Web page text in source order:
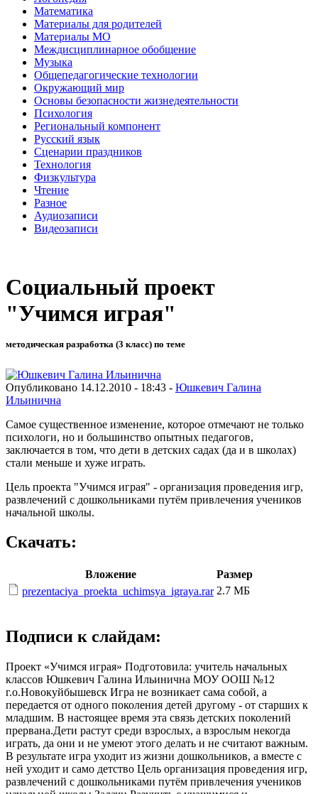
Математика
Материалы для родителей
Материалы МО
Междисциплинарное обобщение
Музыка
Общепедагогические технологии
Окружающий мир
Основы безопасности жизнедеятельности
Психология
Региональный компонент
Русский язык
Сценарии праздников
Технология
Физкультура
Чтение
Разное
Аудиозаписи
Видеозаписи
Социальный проект
"Учимся играя"
методическая разработка (3 класс) по теме
Опубликовано 14.12.2010 - 18:43 - Юшкевич Галина
Ильинична
Самое существенное изменение, которое отмечают не только
психологи, но и большинство опытных педагогов,
заключается в том, что дети в детских садах (да и в школах)
стали меньше и хуже играть.
Цель проекта "Учимся играя" - организация проведения игр,
развлечений с дошкольниками путём привлечения учеников
начальной школы.
Скачать:
Вложение
Размер
prezentaciya_proekta_uchimsya_igraya.rar 2.7 МБ
Подписи к слайдам:
Проект «Учимся играя» Подготовила: учитель начальных
классов Юшкевич Галина Ильинична МОУ ООШ №12
г.о.Новокуйбышевск Игра не возникает сама собой, а
передается от одного поколения детей другому - от старших к
младшим. В настоящее время эта связь детских поколений
прервана.Дети растут среди взрослых, а взрослым некогда
играть, да они и не умеют этого делать и не считают важным.
В результате игра уходит из жизни дошкольников, а вместе с
ней уходит и само детство Цель организация проведения игр,
развлечений с дошкольниками путём привлечения учеников